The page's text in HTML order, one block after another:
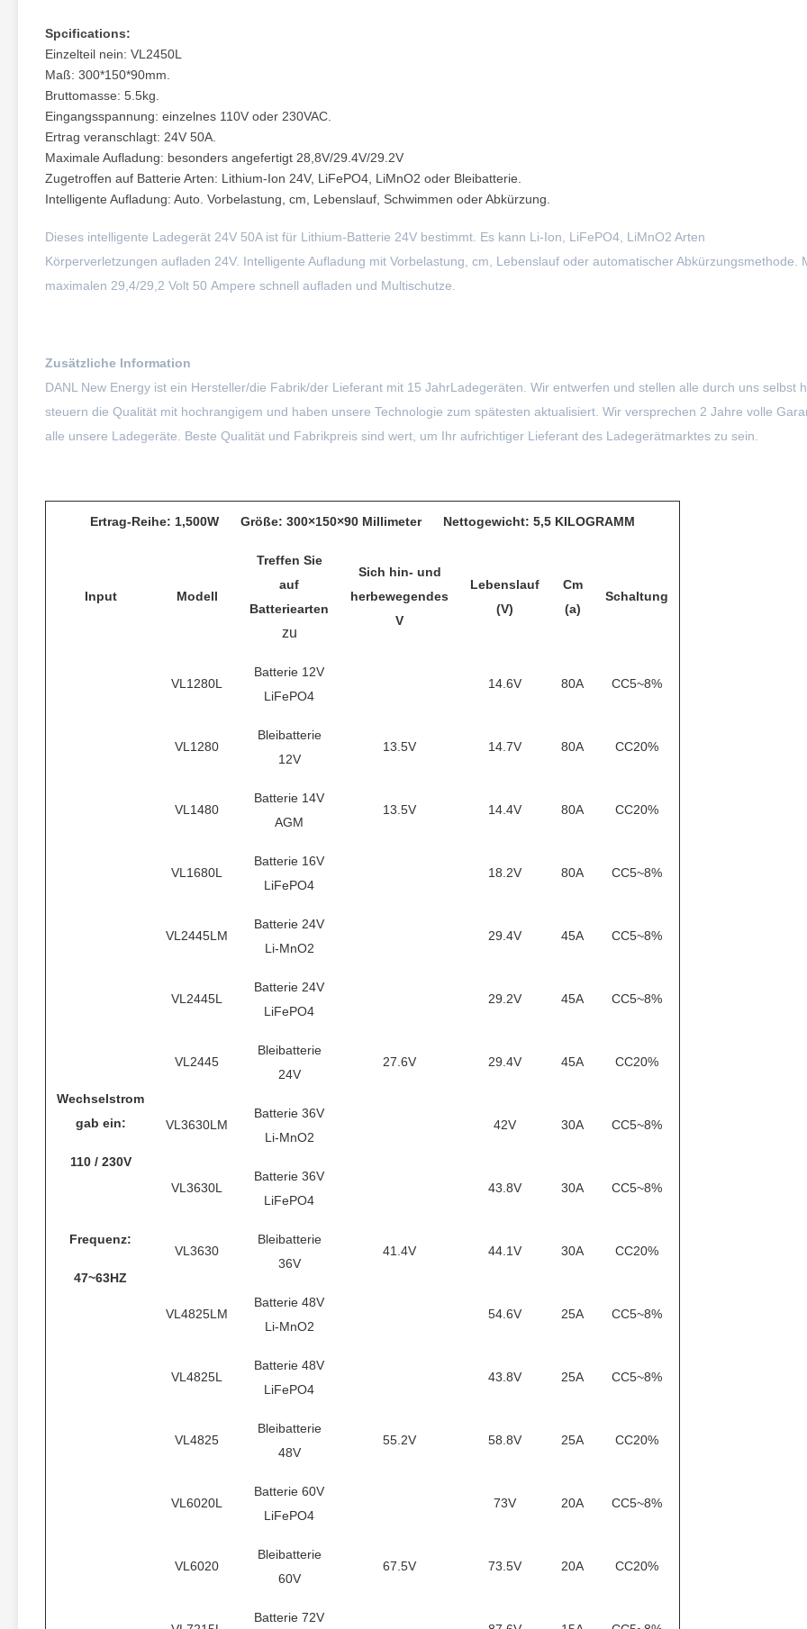
Spcifications:
Einzelteil nein: VL2450L
Maß: 300*150*90mm.
Bruttomasse: 5.5kg.
Eingangsspannung: einzelnes 110V oder 230VAC.
Ertrag veranschlagt: 24V 50A.
Maximale Aufladung: besonders angefertigt 28,8V/29.4V/29.2V
Zugetroffen auf Batterie Arten: Lithium-Ion 24V, LiFePO4, LiMnO2 oder Bleibatterie.
Intelligente Aufladung: Auto. Vorbelastung, cm, Lebenslauf, Schwimmen oder Abkürzung.
Dieses intelligente Ladegerät 24V 50A ist für Lithium-Batterie 24V bestimmt. Es kann Li-Ion, LiFePO4, LiMnO2 Arten
Körperverletzungen aufladen 24V. Intelligente Aufladung mit Vorbelastung, cm, Lebenslauf oder automatischer Abkürzungsmethode.
maximalen 29,4/29,2 Volt 50 Ampere schnell aufladen und Multischutze.
Zusätzliche Information
DANL New Energy ist ein Hersteller/die Fabrik/der Lieferant mit 15 JahrLadegeräten. Wir entwerfen und stellen alle durch uns selbst
steuern die Qualität mit hochrangigem und haben unsere Technologie zum spätesten aktualisiert. Wir versprechen 2 Jahre volle
alle unsere Ladegeräte. Beste Qualität und Fabrikpreis sind wert, um Ihr aufrichtiger Lieferant des Ladegerätmarktes zu sein.
Ertrag-Reihe: 1,500W Größe: 300×150×90 Millimeter Nettogewicht: 5,5 KILOGRAMM
Input Modell
Treffen Sie
auf
Batteriearten
zu
Sich hin- und
herbewegendes
V
Lebenslauf
(V)
Cm
(a)
Schaltung
Wechselstrom
gab ein:
110 / 230V
Frequenz:
47~63HZ
VL1280L
Batterie 12V
LiFePO4
14.6V 80A CC5~8%
VL1280
Bleibatterie
12V
13.5V 14.7V 80A CC20%
VL1480
Batterie 14V
AGM
13.5V 14.4V 80A CC20%
VL1680L
Batterie 16V
LiFePO4
18.2V 80A CC5~8%
VL2445LM
Batterie 24V
Li-MnO2
29.4V 45A CC5~8%
VL2445L
Batterie 24V
LiFePO4
29.2V 45A CC5~8%
VL2445
Bleibatterie
24V
27.6V 29.4V 45A CC20%
VL3630LM
Batterie 36V
Li-MnO2
42V 30A CC5~8%
VL3630L
Batterie 36V
LiFePO4
43.8V 30A CC5~8%
VL3630
Bleibatterie
36V
41.4V 44.1V 30A CC20%
VL4825LM
Batterie 48V
Li-MnO2
54.6V 25A CC5~8%
VL4825L
Batterie 48V
LiFePO4
43.8V 25A CC5~8%
VL4825
Bleibatterie
48V
55.2V 58.8V 25A CC20%
VL6020L
Batterie 60V
LiFePO4
73V 20A CC5~8%
VL6020
Bleibatterie
60V
67.5V 73.5V 20A CC20%
Batterie 72V